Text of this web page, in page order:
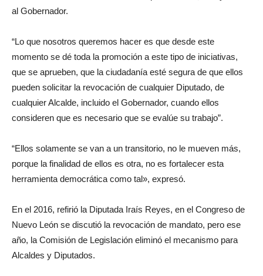
al Gobernador.
“Lo que nosotros queremos hacer es que desde este
momento se dé toda la promoción a este tipo de iniciativas,
que se aprueben, que la ciudadanía esté segura de que ellos
pueden solicitar la revocación de cualquier Diputado, de
cualquier Alcalde, incluido el Gobernador, cuando ellos
consideren que es necesario que se evalúe su trabajo”.
“Ellos solamente se van a un transitorio, no le mueven más,
porque la finalidad de ellos es otra, no es fortalecer esta
herramienta democrática como tal», expresó.
En el 2016, refirió la Diputada Iraís Reyes, en el Congreso de
Nuevo León se discutió la revocación de mandato, pero ese
año, la Comisión de Legislación eliminó el mecanismo para
Alcaldes y Diputados.